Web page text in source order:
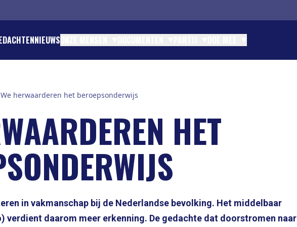
NIEUWS
- GRONDLEGGER
BUREAU NSC
CONTRACT
We herwaarderen het beroepsonderwijs
HET
in vakmanschap bij de Nederlandse bevolking. Het middelbaar
verdient daarom meer erkenning. De gedachte dat doorstromen naar